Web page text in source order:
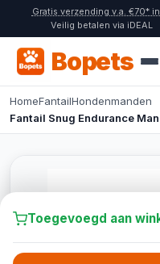
Gratis verzending v.a. €70*
Veilig betalen via iDEAL
Bopets
HomeFantailHondenmanden
Fantail Snug Endurance
Toegevoegd aan